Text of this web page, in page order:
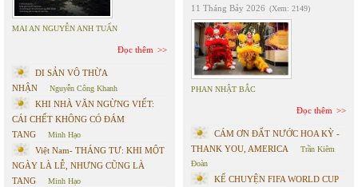
MAI AN NGUYỄN ANH TUẤN
Đọc thêm
DI SẢN VÔ THỪA
NHẬN
Nguyễn Công Khanh
KHI NHÀ VĂN NGỪNG VIẾT:
CÁI CHẾT KHÔNG CÓ ĐÁM
TANG
Minh Hạo
Việt Nam- THÁNG TƯ: KHI MỘT
NGÀY LÀ LỄ, NHƯNG CŨNG LÀ
TANG
Minh Hạo
11 Tháng Bảy 2026 (Xem: 2149)
PHAN NHẬT BẮC
Đọc thêm
CÁM ƠN ĐẤT NƯỚC HOA KỲ -
THANK YOU, AMERICA
Trần Kiêm
Đoàn
KỂ CHUYỆN FIFA WORLD CUP